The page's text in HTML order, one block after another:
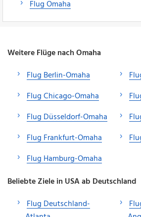
Flug Omaha
Weitere Flüge nach Omaha
Flug Berlin-Omaha
Flug Chicago-Omaha
Flug Düsseldorf-Omaha
Flug Frankfurt-Omaha
Flug Hamburg-Omaha
Beliebte Ziele in USA ab Deutschland
Flug Deutschland-